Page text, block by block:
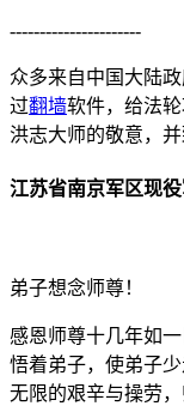
----------------------
众多来自中国大陆
过翻墙软件，给法
洪志大师的敬意，并
江苏省南京军区现
弟子想念师尊！
感恩师尊十几年如
悟着弟子，使弟子
无限的艰辛与操劳